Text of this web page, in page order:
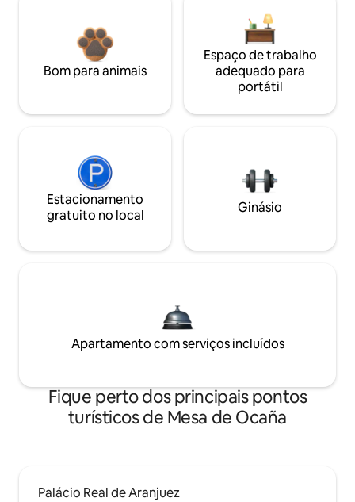
Bom para animais
Espaço de trabalho
adequado para
portátil
Estacionamento
gratuito no local
Ginásio
Apartamento com serviços incluídos
Fique perto dos principais pontos
turísticos de Mesa de Ocaña
Palácio Real de Aranjuez